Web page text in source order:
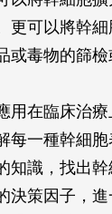
更可以將幹
或毒物的篩檢
用在臨床治
每一種幹細
知識，找出
決策因子，